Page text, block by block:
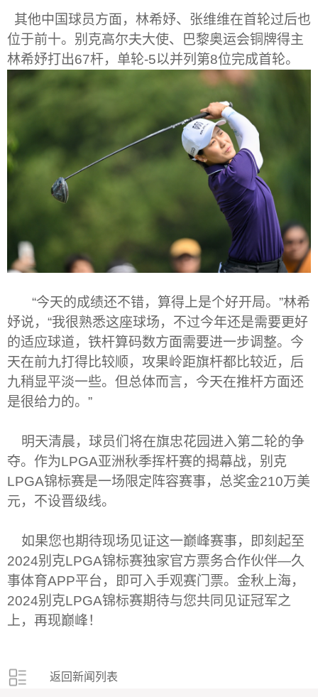
其他中国球员方面，林希妤、张维维在首轮过后也
位于前十。别克高尔夫大使、巴黎奥运会铜牌得主
林希妤打出67杆，单轮-5以并列第8位完成首轮。
“今天的成绩还不错，算得上是个好开局。 ”林希
妤说， “我很熟悉这座球场，不过今年还是需要更好
的适应球道，铁杆算码数方面需要进一步调整。今
天在前九打得比较顺，攻果岭距旗杆都比较近，后
九稍显平淡一些。但总体而言，今天在推杆方面还
是很给力的。 ”
明天清晨，球员们将在旗忠花园进入第二轮的争
夺。作为LPGA亚洲秋季挥杆赛的揭幕战，别克
LPGA锦标赛是一场限定阵容赛事，总奖金210万美
元，不设晋级线。
如果您也期待现场见证这一巅峰赛事，即刻起至
2024别克LPGA锦标赛独家官方票务合作伙伴—久
事体育APP平台，即可入手观赛门票。金秋上海，
2024别克LPGA锦标赛期待与您共同见证冠军之
上，再现巅峰！
返回新闻列表